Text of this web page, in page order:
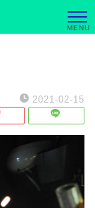
2021-02-15